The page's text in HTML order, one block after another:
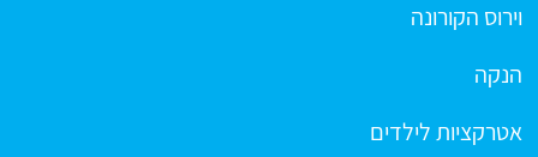
וירוס הקורונה
הנקה
אטרקציות לילדים